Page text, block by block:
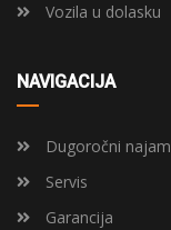
Vozila u dolasku
NAVIGACIJA
Dugoročni najam
Servis
Garancija